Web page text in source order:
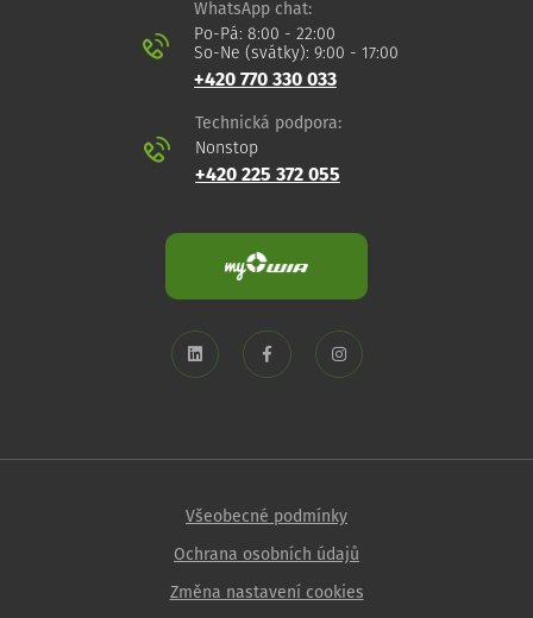
WhatsApp chat:
Po-Pá: 8:00 - 22:00
So-Ne (svátky): 9:00 - 17:00
+420 770 330 033
Technická podpora:
Nonstop
+420 225 372 055
Všeobecné podmínky
Ochrana osobních údajů
Změna nastavení cookies